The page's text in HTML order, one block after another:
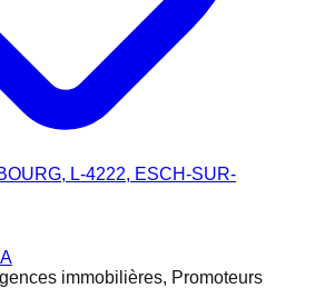
L-4222, ESCH-SUR-
immobilières, Promoteurs